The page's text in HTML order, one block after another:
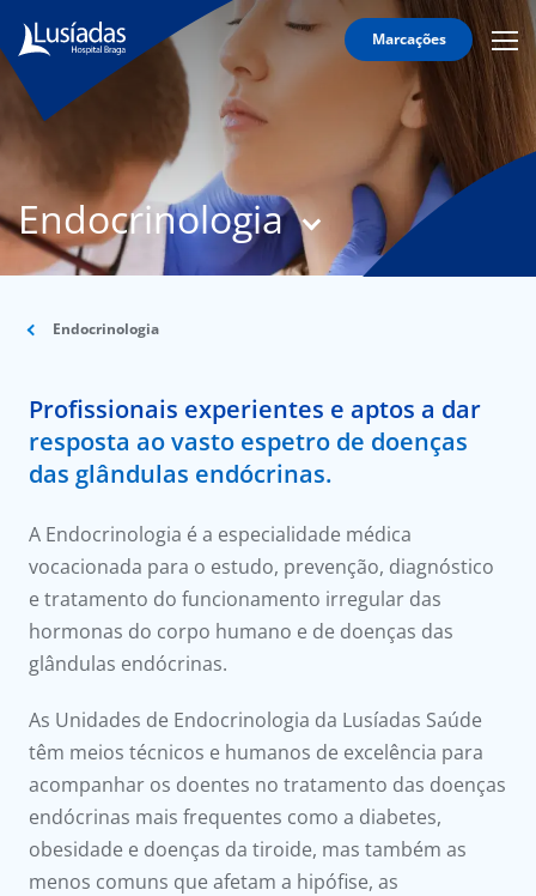
Marcações
Icon
Lusíadas
Hospitais
e
Clínicas
Clínico
Acordos
Endocrinologia
Endocrinologia
Profissionais experientes e aptos a dar
resposta ao vasto espetro de doenças
das glândulas endócrinas.
A Endocrinologia é a especialidade médica
vocacionada para o estudo, prevenção, diagnóstico
e tratamento do funcionamento irregular das
hormonas do corpo humano e de doenças das
glândulas endócrinas.
As Unidades de Endocrinologia da Lusíadas Saúde
têm meios técnicos e humanos de excelência para
acompanhar os doentes no tratamento das doenças
endócrinas mais frequentes como a diabetes,
obesidade e doenças da tiroide, mas também as
menos comuns que afetam a hipófise, as